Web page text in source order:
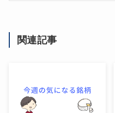
関連記事